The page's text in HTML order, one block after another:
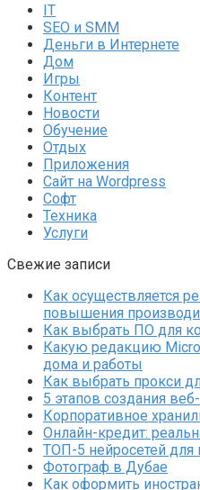
IT
SEO и SMM
Деньги в Интернете
Дом
Игры
Контент
Новости
Обучение
Отдых
Приложения
Сайт на Wordpress
Софт
Техника
Услуги
Свежие записи
Как осуществляется
повышения
Как выбрать ПО для
Какую редакцию
дома и работы
Как выбрать прокси
5 этапов создания
Корпоративное
Онлайн-кредит:
ТОП-5 нейросетей для
Фотограф в Дубае
Как оформить